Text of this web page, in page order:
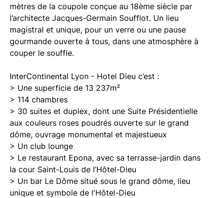
mètres de la coupole conçue au 18ème siècle par
l’architecte Jacques-Germain Soufflot. Un lieu
magistral et unique, pour un verre ou une pause
gourmande ouverte à tous, dans une atmosphère à
couper le souffle.
InterContinental Lyon - Hotel Dieu c’est :
> Une superficie de 13 237m²
> 114 chambres
> 30 suites et duplex, dont une Suite Présidentielle
aux couleurs roses poudrés ouverte sur le grand
dôme, ouvrage monumental et majestueux
> Un club lounge
> Le restaurant Epona, avec sa terrasse-jardin dans
la cour Saint-Louis de l’Hôtel-Dieu
> Un bar Le Dôme situé sous le grand dôme, lieu
unique et symbole de l'Hôtel-Dieu